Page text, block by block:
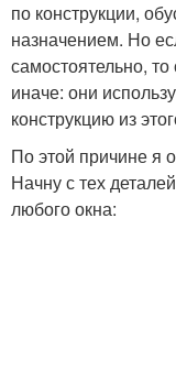
по конструкции,
назначением. Но
самостоятельно,
иначе: они
конструкцию из
По этой причине я
Начну с тех
любого окна: